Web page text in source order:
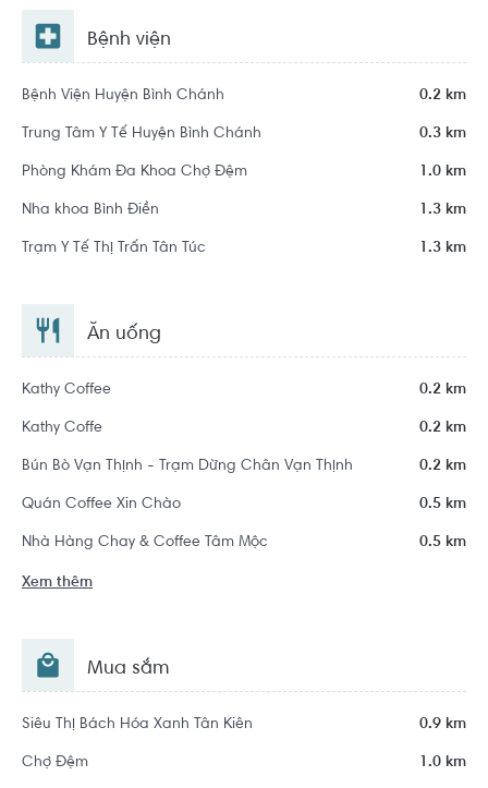
Bệnh viện
Bệnh Viện Huyện Bình Chánh 0.2 km
Trung Tâm Y Tế Huyện Bình Chánh 0.3 km
Phòng Khám Đa Khoa Chợ Đệm 1.0 km
Nha khoa Bình Điền 1.3 km
Trạm Y Tế Thị Trấn Tân Túc 1.3 km
Ăn uống
Kathy Coffee 0.2 km
Kathy Coffe 0.2 km
Bún Bò Vạn Thịnh - Trạm Dừng Chân Vạn Thịnh 0.2 km
Quán Coffee Xin Chào 0.5 km
Nhà Hàng Chay & Coffee Tâm Mộc 0.5 km
Xem thêm
Mua sắm
Siêu Thị Bách Hóa Xanh Tân Kiên 0.9 km
Chợ Đệm 1.0 km